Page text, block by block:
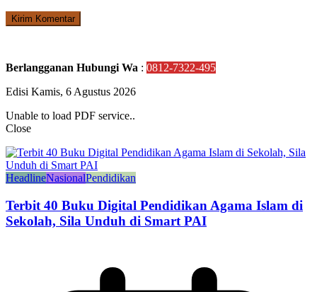
Berlangganan Hubungi Wa : 0812-7322-495
Edisi Kamis, 6 Agustus 2026
Unable to load PDF service..
Close
HeadlineNasionalPendidikan
Terbit 40 Buku Digital Pendidikan Agama Islam di
Sekolah, Sila Unduh di Smart PAI